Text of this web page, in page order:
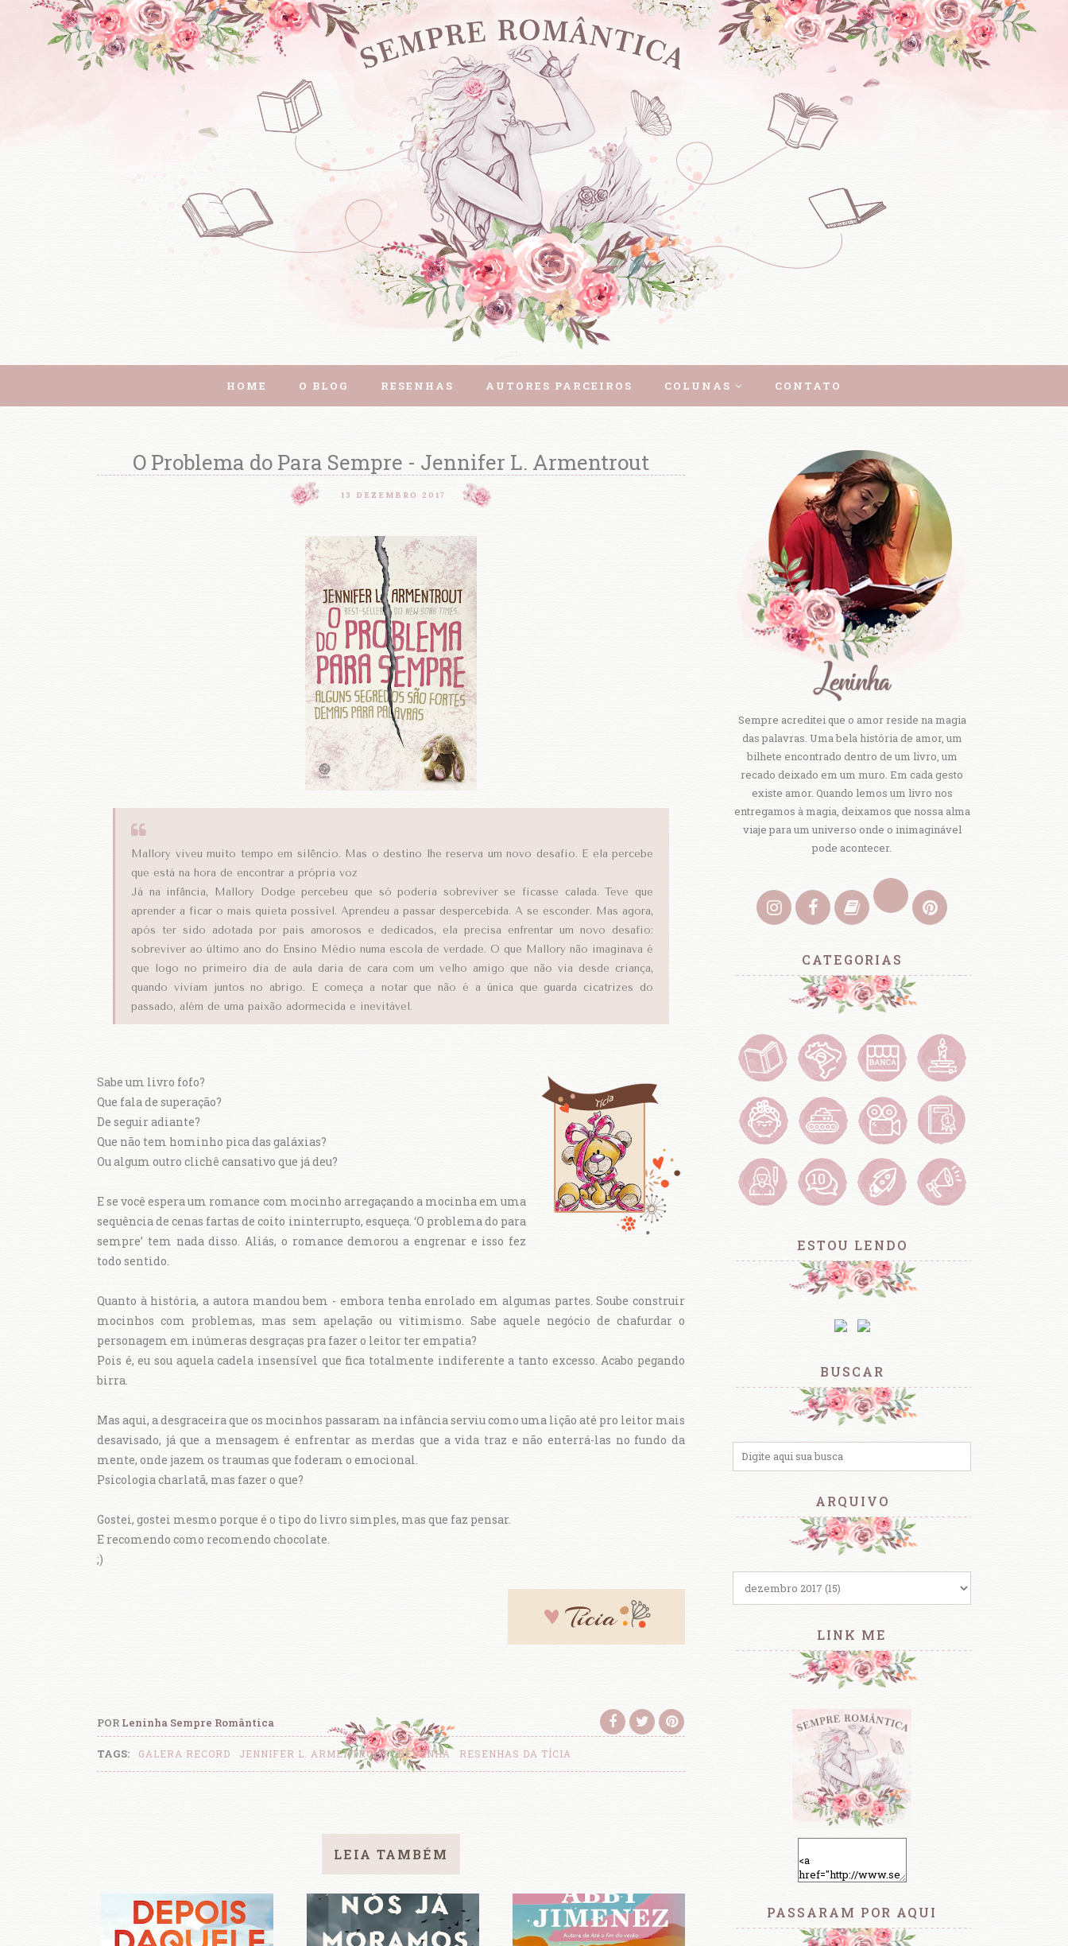
HOME O BLOG RESENHAS AUTORES PARCEIROS COLUNAS CONTATO
O Problema do Para Sempre - Jennifer L. Armentrout
13 DEZEMBRO 2017
Mallory viveu muito tempo em silêncio. Mas o destino lhe reserva um novo desafio. E ela percebe
que está na hora de encontrar a própria voz
Já na infância, Mallory Dodge percebeu que só poderia sobreviver se ficasse calada. Teve que
aprender a ficar o mais quieta possível. Aprendeu a passar despercebida. A se esconder. Mas agora,
após ter sido adotada por pais amorosos e dedicados, ela precisa enfrentar um novo desafio:
sobreviver ao último ano do Ensino Médio numa escola de verdade. O que Mallory não imaginava é
que logo no primeiro dia de aula daria de cara com um velho amigo que não via desde criança,
quando viviam juntos no abrigo. E começa a notar que não é a única que guarda cicatrizes do
passado, além de uma paixão adormecida e inevitável.
Sabe um livro fofo?
Que fala de superação?
De seguir adiante?
Que não tem hominho pica das galáxias?
Ou algum outro clichê cansativo que já deu?
E se você espera um romance com mocinho arregaçando a mocinha em uma
sequência de cenas fartas de coito ininterrupto, esqueça. ‘O problema do para
sempre’ tem nada disso. Aliás, o romance demorou a engrenar e isso fez
todo sentido.
Quanto à história, a autora mandou bem - embora tenha enrolado em algumas partes. Soube construir
mocinhos com problemas, mas sem apelação ou vitimismo. Sabe aquele negócio de chafurdar o
personagem em inúmeras desgraças pra fazer o leitor ter empatia?
Pois é, eu sou aquela cadela insensível que fica totalmente indiferente a tanto excesso. Acabo pegando
birra.
Mas aqui, a desgraceira que os mocinhos passaram na infância serviu como uma lição até pro leitor mais
desavisado, já que a mensagem é enfrentar as merdas que a vida traz e não enterrá-las no fundo da
mente, onde jazem os traumas que foderam o emocional.
Psicologia charlatã, mas fazer o que?
Gostei, gostei mesmo porque é o tipo do livro simples, mas que faz pensar.
E recomendo como recomendo chocolate.
;)
POR Leninha Sempre Romântica
TAGS: GALERA RECORD JENNIFER L. ARMENTROUT RESENHA RESENHAS DA TÍCIA
LEIA TAMBÉM
Sempre acreditei que o amor reside na magia
das palavras. Uma bela história de amor, um
bilhete encontrado dentro de um livro, um
recado deixado em um muro. Em cada gesto
existe amor. Quando lemos um livro nos
entregamos à magia, deixamos que nossa alma
viaje para um universo onde o inimaginável
pode acontecer.
CATEGORIAS
ESTOU LENDO
BUSCAR
ARQUIVO
LINK ME
PASSARAM POR AQUI